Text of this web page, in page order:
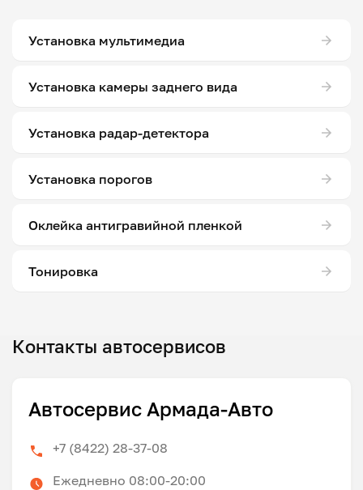
Установка мультимедиа
Установка камеры заднего вида
Установка радар-детектора
Установка порогов
Оклейка антигравийной пленкой
Тонировка
Контакты автосервисов
Автосервис Армада-Авто
+7 (8422) 28-37-08
Ежедневно 08:00-20:00